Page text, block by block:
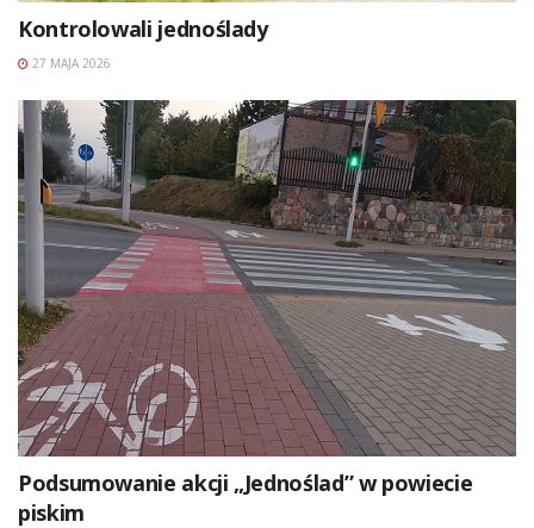
Kontrolowali jednoślady
27 MAJA 2026
Podsumowanie akcji „Jednoślad” w powiecie
piskim